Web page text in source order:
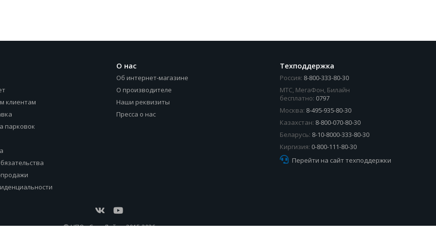
клиентам
парковок
О нас
Об интернет-магазине
О производителе
Наши реквизиты
Пресса о нас
Техподдержка
Россия: 8-800-333-80-30
МТС, МегаФон, Билайн
бесплатно: 0797
Москва: 8-495-935-80-30
Казахстан: 8-800-070-80-30
Беларусь: 8-10-8000-333-80-30
Киргизия: 0-800-111-80-30
Перейти на сайт техподдержки
© НПО «СтарЛайн», 2015-2026